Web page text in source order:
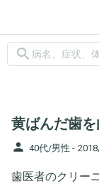
search
黄ばんだ歯
person 40代/男性 -
歯医者のクリー